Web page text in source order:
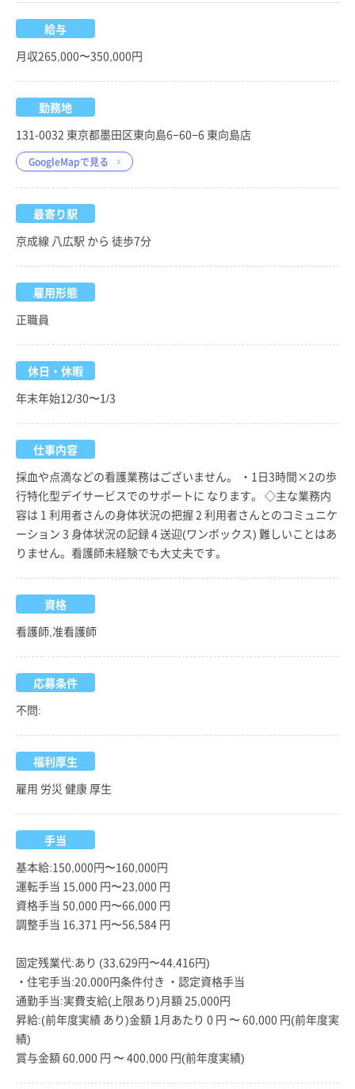
給与
月収265,000〜350,000円
勤務地
131-0032 東京都墨田区東向島6−60−6 東向島店
GoogleMapで見る
最寄り駅
京成線 八広駅 から 徒歩7分
雇用形態
正職員
休日・休暇
年末年始12/30〜1/3
仕事内容
採血や点滴などの看護業務はございません。 ・1日3時間×2の歩
行特化型デイサービスでのサポートに なります。 ◇主な業務内
容は 1 利用者さんの身体状況の把握 2 利用者さんとのコミュニケ
ーション 3 身体状況の記録 4 送迎(ワンボックス) 難しいことはあ
りません。看護師未経験でも大丈夫です。
資格
看護師,准看護師
応募条件
不問:
福利厚生
雇用 労災 健康 厚生
手当
基本給:150,000円〜160,000円
運転手当 15,000 円〜23,000 円
資格手当 50,000 円〜66,000 円
調整手当 16,371 円〜56,584 円
固定残業代:あり (33,629円〜44,416円)
・住宅手当:20,000円条件付き ・認定資格手当
通勤手当:実費支給(上限あり)月額 25,000円
昇給:(前年度実績 あり)金額 1月あたり 0 円 〜 60,000 円(前年度実
績)
賞与金額 60,000 円 〜 400,000 円(前年度実績)